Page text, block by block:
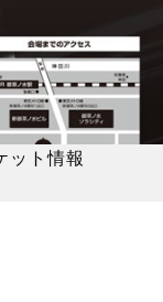
ット情報